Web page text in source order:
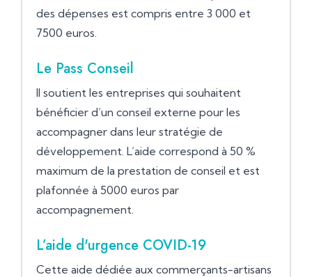
des dépenses est compris entre 3 000 et
7500 euros.
Le Pass Conseil
Il soutient les entreprises qui souhaitent
bénéficier d’un conseil externe pour les
accompagner dans leur stratégie de
développement. L’aide correspond à 50 %
maximum de la prestation de conseil et est
plafonnée à 5000 euros par
accompagnement.
L’aide d'urgence COVID-19
Cette aide dédiée aux commerçants-artisans